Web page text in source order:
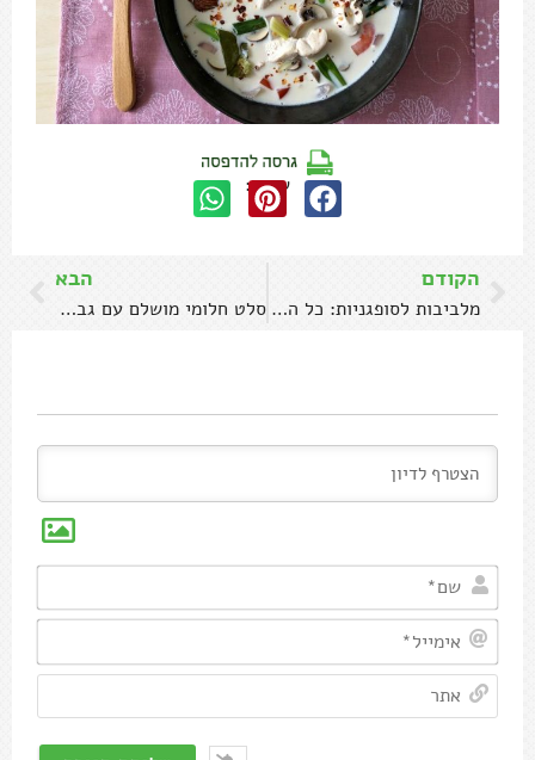
שתפו:
הקודם
מלביבות לסופגניות: כל המתכונים לחנוכה
הבא
סלט חלומי מושלם עם גבינה מטוגנת וירקות